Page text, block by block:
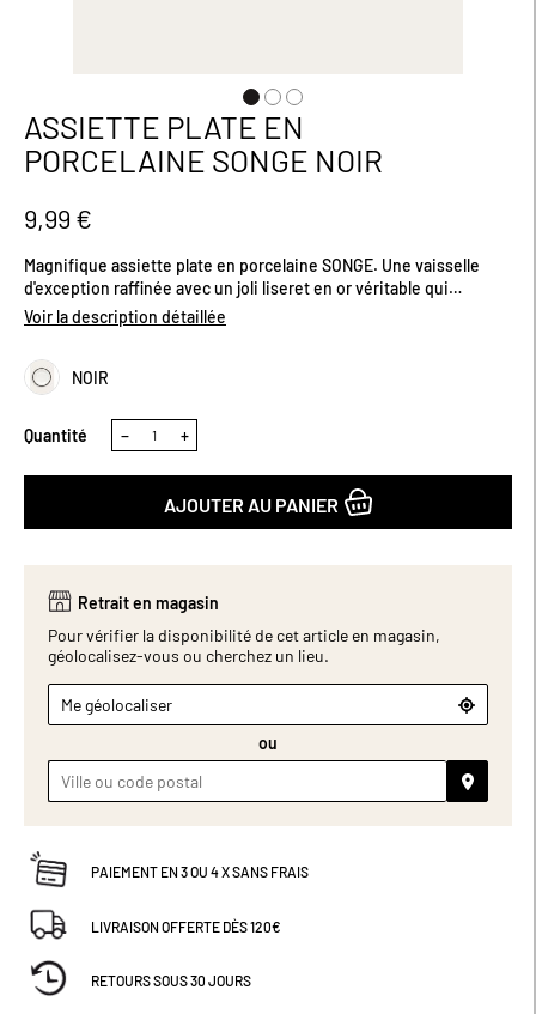
Passer
au
début
la
Galerie
d’images
ASSIETTE PLATE EN
PORCELAINE SONGE NOIR
9,99 €
Magnifique assiette plate en porcelaine SONGE. Une vaisselle
d'exception raffinée avec un joli liseret en or véritable qui
sublimera votre table et fera sensation auprès de vos invités.
Passe au lave-vaisselle. Dimensions (cm) : D27
Voir la description détaillée
NOIR
Quantité − +
AJOUTER AU PANIER
Retrait en magasin
Pour vérifier la disponibilité de cet article en magasin,
géolocalisez-vous ou cherchez un lieu.
Me géolocaliser
ou
PAIEMENT EN 3 OU 4 X SANS FRAIS
LIVRAISON OFFERTE DÈS 120€
RETOURS SOUS 30 JOURS